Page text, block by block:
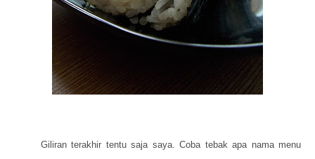
Giliran terakhir tentu saja saya. Coba tebak apa nama menu